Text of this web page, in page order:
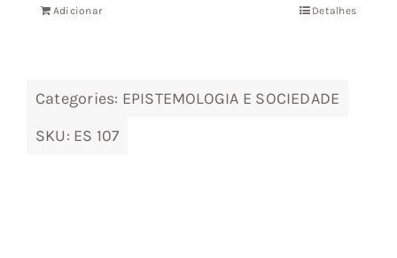
era:
Adicionar Detalhes
Categories: EPISTEMOLOGIA E SOCIEDADE
SKU: ES 107